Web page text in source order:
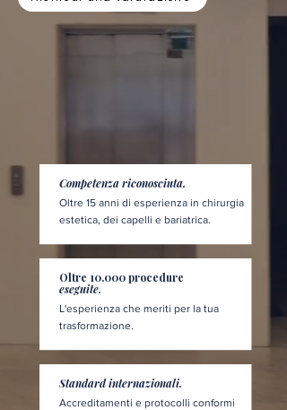
Competenza riconosciuta.
Oltre 15 anni di esperienza in chirurgia
estetica, dei capelli e bariatrica.
Oltre 10.000 procedure
eseguite.
L'esperienza che meriti per la tua
trasformazione.
Standard internazionali.
Accreditamenti e protocolli conformi